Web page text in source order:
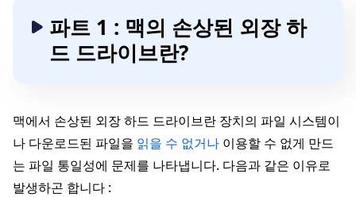
파트 1 : 맥의 손상된 외장 하
드 드라이브란?
맥에서 손상된 외장 하드 드라이브란 장치의 파일 시스템이
나 다운로드된 파일을 읽을 수 없거나 이용할 수 없게 만드
는 파일 통일성에 문제를 나타냅니다. 다음과 같은 이유로
발생하곤 합니다 :